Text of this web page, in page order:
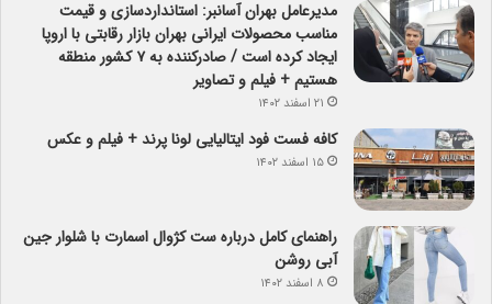
مدیرعامل بهران آسانبر: استانداردسازی و قیمت
مناسب محصولات ایرانی بهران بازار رقابتی با اروپا
ایجاد کرده است / صادرکننده به ۷ کشور منطقه
هستیم + فیلم و تصاویر
۲۱ اسفند ۱۴۰۲
کافه فست فود ایتالیایی لونا پرند + فیلم و عکس
۱۵ اسفند ۱۴۰۲
راهنمای کامل درباره ست کژوال اسمارت با شلوار جین
آبی روشن
۸ اسفند ۱۴۰۲